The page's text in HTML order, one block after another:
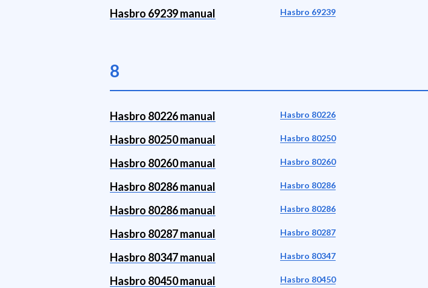
Hasbro 69239 manual Hasbro 69239
8
Hasbro 80226 manual Hasbro 80226
Hasbro 80250 manual Hasbro 80250
Hasbro 80260 manual Hasbro 80260
Hasbro 80286 manual Hasbro 80286
Hasbro 80286 manual Hasbro 80286
Hasbro 80287 manual Hasbro 80287
Hasbro 80347 manual Hasbro 80347
Hasbro 80450 manual Hasbro 80450